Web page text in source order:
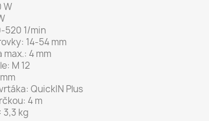
W
520 1/min
14-54 mm
4 mm
M 12
QuickIN Plus
4 m
3,3 kg